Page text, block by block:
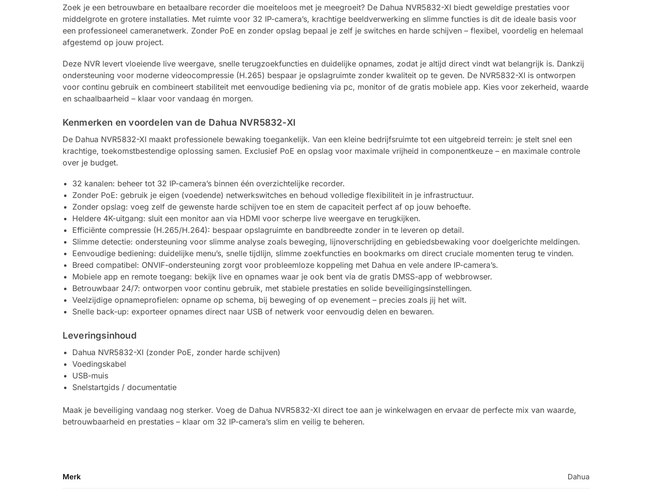
Zoek je een betrouwbare en betaalbare recorder die moeiteloos met je meegroeit? De Dahua NVR5832-XI biedt geweldige prestaties voor
middelgrote en grotere installaties. Met ruimte voor 32 IP-camera’s, krachtige beeldverwerking en slimme functies is dit de ideale basis voor
een professioneel cameranetwerk. Zonder PoE en zonder opslag bepaal je zelf je switches en harde schijven – flexibel, voordelig en helemaal
afgestemd op jouw project.
Deze NVR levert vloeiende live weergave, snelle terugzoekfuncties en duidelijke opnames, zodat je altijd direct vindt wat belangrijk is. Dankzij
ondersteuning voor moderne videocompressie (H.265) bespaar je opslagruimte zonder kwaliteit op te geven. De NVR5832-XI is ontworpen
voor continu gebruik en combineert stabiliteit met eenvoudige bediening via pc, monitor of de gratis mobiele app. Kies voor zekerheid, waarde
en schaalbaarheid – klaar voor vandaag én morgen.
Kenmerken en voordelen van de Dahua NVR5832-XI
De Dahua NVR5832-XI maakt professionele bewaking toegankelijk. Van een kleine bedrijfsruimte tot een uitgebreid terrein: je stelt snel een
krachtige, toekomstbestendige oplossing samen. Exclusief PoE en opslag voor maximale vrijheid in componentkeuze – en maximale controle
over je budget.
32 kanalen: beheer tot 32 IP-camera’s binnen één overzichtelijke recorder.
Zonder PoE: gebruik je eigen (voedende) netwerk­switches en behoud volledige flexibiliteit in je infrastructuur.
Zonder opslag: voeg zelf de gewenste harde schijven toe en stem de capaciteit perfect af op jouw behoefte.
Heldere 4K-uitgang: sluit een monitor aan via HDMI voor scherpe live weergave en terugkijken.
Efficiënte compressie (H.265/H.264): bespaar opslagruimte en bandbreedte zonder in te leveren op detail.
Slimme detectie: ondersteuning voor slimme analyse zoals beweging, lijnoverschrijding en gebiedsbewaking voor doelgerichte meldingen.
Eenvoudige bediening: duidelijke menu’s, snelle tijdlijn, slimme zoekfuncties en bookmarks om direct cruciale momenten terug te vinden.
Breed compatibel: ONVIF-ondersteuning zorgt voor probleemloze koppeling met Dahua en vele andere IP-camera’s.
Mobiele app en remote toegang: bekijk live en opnames waar je ook bent via de gratis DMSS-app of webbrowser.
Betrouwbaar 24/7: ontworpen voor continu gebruik, met stabiele prestaties en solide beveiligingsinstellingen.
Veelzijdige opnameprofielen: opname op schema, bij beweging of op evenement – precies zoals jij het wilt.
Snelle back-up: exporteer opnames direct naar USB of netwerk voor eenvoudig delen en bewaren.
Leveringsinhoud
Dahua NVR5832-XI (zonder PoE, zonder harde schijven)
Voedingskabel
USB-muis
Snelstartgids / documentatie
Maak je beveiliging vandaag nog sterker. Voeg de Dahua NVR5832-XI direct toe aan je winkelwagen en ervaar de perfecte mix van waarde,
betrouwbaarheid en prestaties – klaar om 32 IP-camera’s slim en veilig te beheren.
Merk Dahua